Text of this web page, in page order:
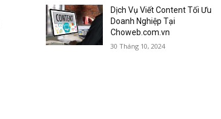
Dịch Vụ Viết Content Tối Ưu
Doanh Nghiệp Tại
Choweb.com.vn
30 Tháng 10, 2024